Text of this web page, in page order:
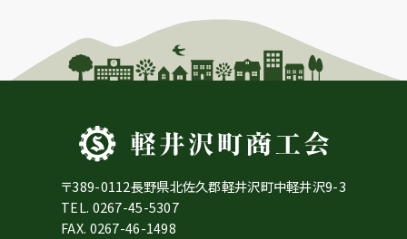
〒389-0112長野県北佐久郡軽井沢町中軽井沢9-3
TEL. 0267-45-5307
FAX. 0267-46-1498